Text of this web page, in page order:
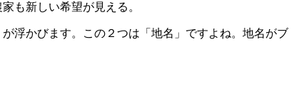
も新しい希望が見える。
浮かびます。この２つは「地名」ですよね。地名がブ